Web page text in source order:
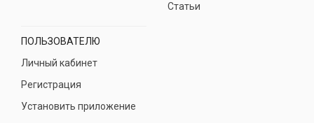
Статьи
ПОЛЬЗОВАТЕЛЮ
Личный кабинет
Регистрация
Установить приложение